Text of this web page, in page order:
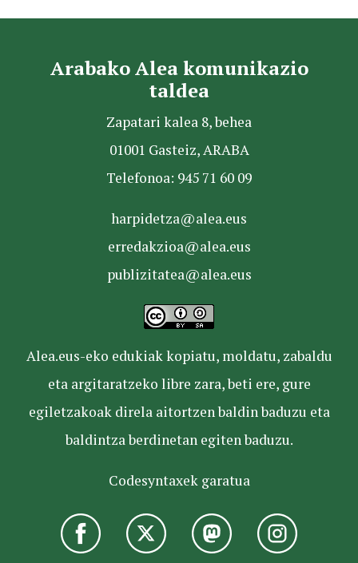
Arabako Alea komunikazio
taldea
Zapatari kalea 8, behea
01001 Gasteiz, ARABA
Telefonoa: 945 71 60 09
harpidetza@alea.eus
erredakzioa@alea.eus
publizitatea@alea.eus
Alea.eus-eko edukiak kopiatu, moldatu, zabaldu
eta argitaratzeko libre zara, beti ere, gure
egiletzakoak direla aitortzen baldin baduzu eta
baldintza berdinetan egiten baduzu.
Codesyntaxek garatua